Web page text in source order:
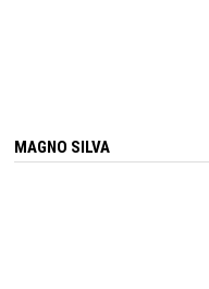
MAGNO SILVA